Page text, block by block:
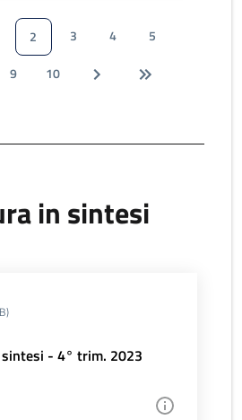
2 3 4
5
9 10
in sintesi
- 4° trim. 2023